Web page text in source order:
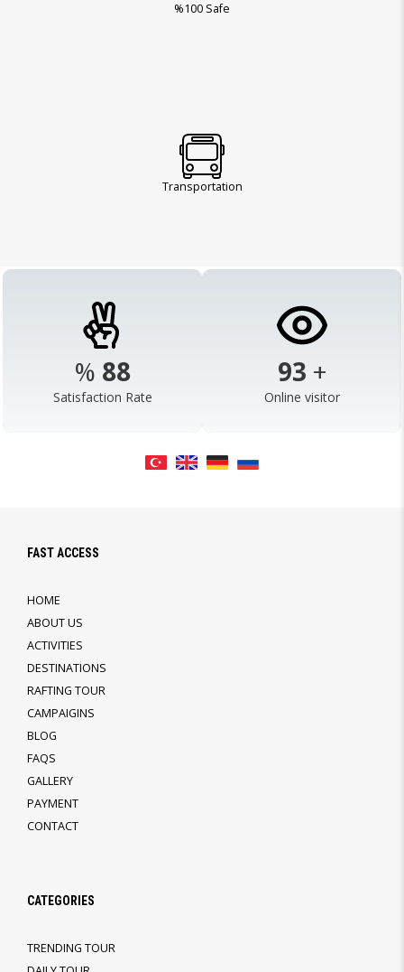
%100 Safe
Transportation
% 98
Satisfaction Rate
103 +
Online visitor
FAST ACCESS
HOME
ABOUT US
ACTIVITIES
DESTINATIONS
RAFTING TOUR
CAMPAIGINS
BLOG
FAQS
GALLERY
PAYMENT
CONTACT
CATEGORIES
TRENDING TOUR